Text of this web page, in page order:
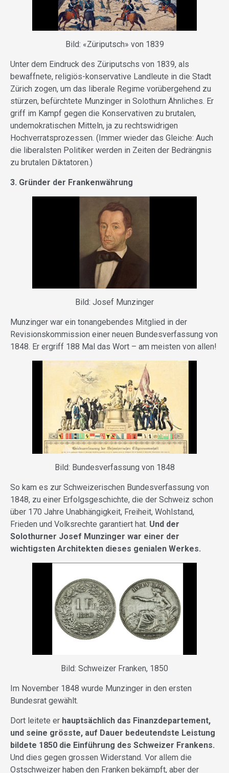
Bild: «Züriputsch» von 1839
Unter dem Eindruck des Züriputschs von 1839, als
bewaffnete, religiös-konservative Landleute in die Stadt
Zürich zogen, um das liberale Regime vorübergehend zu
stürzen, befürchtete Munzinger in Solothurn Ähnliches. Er
griff im Kampf gegen die Konservativen zu brutalen,
undemokratischen Mitteln, ja zu rechtswidrigen
Hochverratsprozessen. (Immer wieder das Gleiche: Auch
die liberalsten Politiker werden in Zeiten der Bedrängnis
zu brutalen Diktatoren.)
3. Gründer der Frankenwährung
Bild: Josef Munzinger
Munzinger war ein tonangebendes Mitglied in der
Revisionskommission einer neuen Bundesverfassung von
1848. Er ergriff 188 Mal das Wort – am meisten von allen!
Bild: Bundesverfassung von 1848
So kam es zur Schweizerischen Bundesverfassung von
1848, zu einer Erfolgsgeschichte, die der Schweiz schon
über 170 Jahre Unabhängigkeit, Freiheit, Wohlstand,
Frieden und Volksrechte garantiert hat. Und der
Solothurner Josef Munzinger war einer der
wichtigsten Architekten dieses genialen Werkes.
Bild: Schweizer Franken, 1850
Im November 1848 wurde Munzinger in den ersten
Bundesrat gewählt.
Dort leitete er hauptsächlich das Finanzdepartement,
und seine grösste, auf Dauer bedeutendste Leistung
bildete 1850 die Einführung des Schweizer Frankens.
Und dies gegen grossen Widerstand. Vor allem die
Ostschweizer haben den Franken bekämpft, aber der